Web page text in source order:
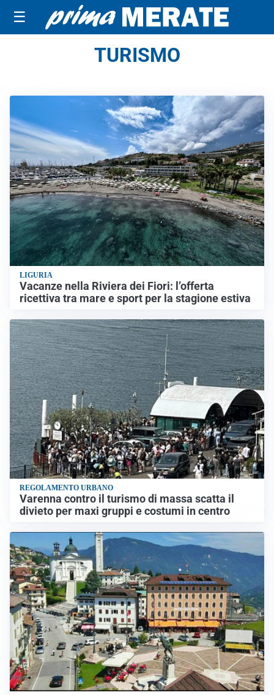
☰
TURISMO
LIGURIA
Vacanze nella Riviera dei Fiori: l’offerta
ricettiva tra mare e sport per la stagione estiva
REGOLAMENTO URBANO
Varenna contro il turismo di massa scatta il
divieto per maxi gruppi e costumi in centro